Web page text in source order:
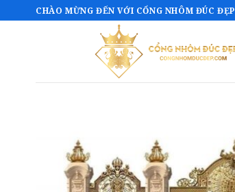
qua
CHÀO MỪNG ĐẾN VỚI CỔNG NHÔM ĐÚC ĐẸP